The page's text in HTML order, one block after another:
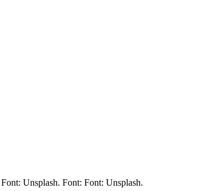
Unsplash. Font: Font: Unsplash.